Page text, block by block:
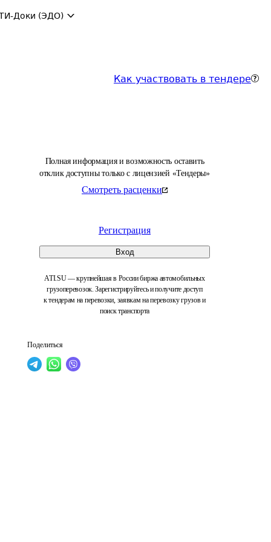
Доки (ЭДО)
Как участвовать в тендере
Полная информация и возможность оставить
отклик доступны только с лицензией «Тендеры»
Смотреть расценки
Регистрация
Вход
ATI.SU — крупнейшая в России биржа автомобильных
грузоперевозок. Зарегистрируйтесь и получите доступ
к тендерам на перевозки, заявкам на перевозку грузов и
поиск транспорта
Поделиться